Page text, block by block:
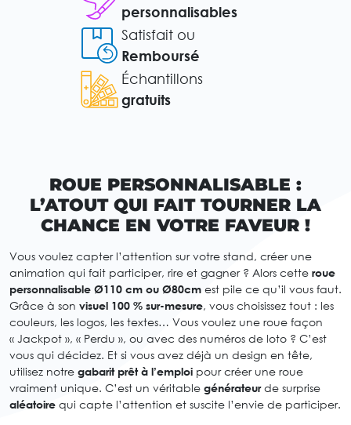
personnalisables
Satisfait ou
Remboursé
Échantillons
gratuits
ROUE PERSONNALISABLE :
L’ATOUT QUI FAIT TOURNER LA
CHANCE EN VOTRE FAVEUR !
Vous voulez capter l’attention sur votre stand, créer une
animation qui fait participer, rire et gagner ? Alors cette roue
personnalisable Ø110 cm ou Ø80cm est pile ce qu’il vous faut.
Grâce à son visuel 100 % sur-mesure, vous choisissez tout : les
couleurs, les logos, les textes… Vous voulez une roue façon
« Jackpot », « Perdu », ou avec des numéros de loto ? C’est
vous qui décidez. Et si vous avez déjà un design en tête,
utilisez notre gabarit prêt à l’emploi pour créer une roue
vraiment unique. C’est un véritable générateurde surprise
aléatoire qui capte l’attention et suscite l’envie de participer.